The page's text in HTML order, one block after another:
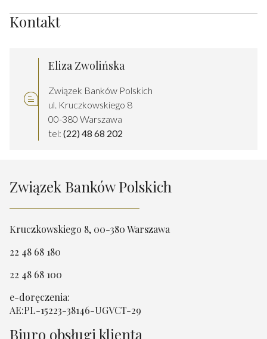
Kontakt
Eliza Zwolińska
Związek Banków Polskich
ul. Kruczkowskiego 8
00-380 Warszawa
tel: (22) 48 68 202
Związek Banków Polskich
Kruczkowskiego 8, 00-380 Warszawa
22 48 68 180
22 48 68 100
e-doręczenia:
AE:PL-15223-38146-UGVCT-29
Biuro obsługi klienta